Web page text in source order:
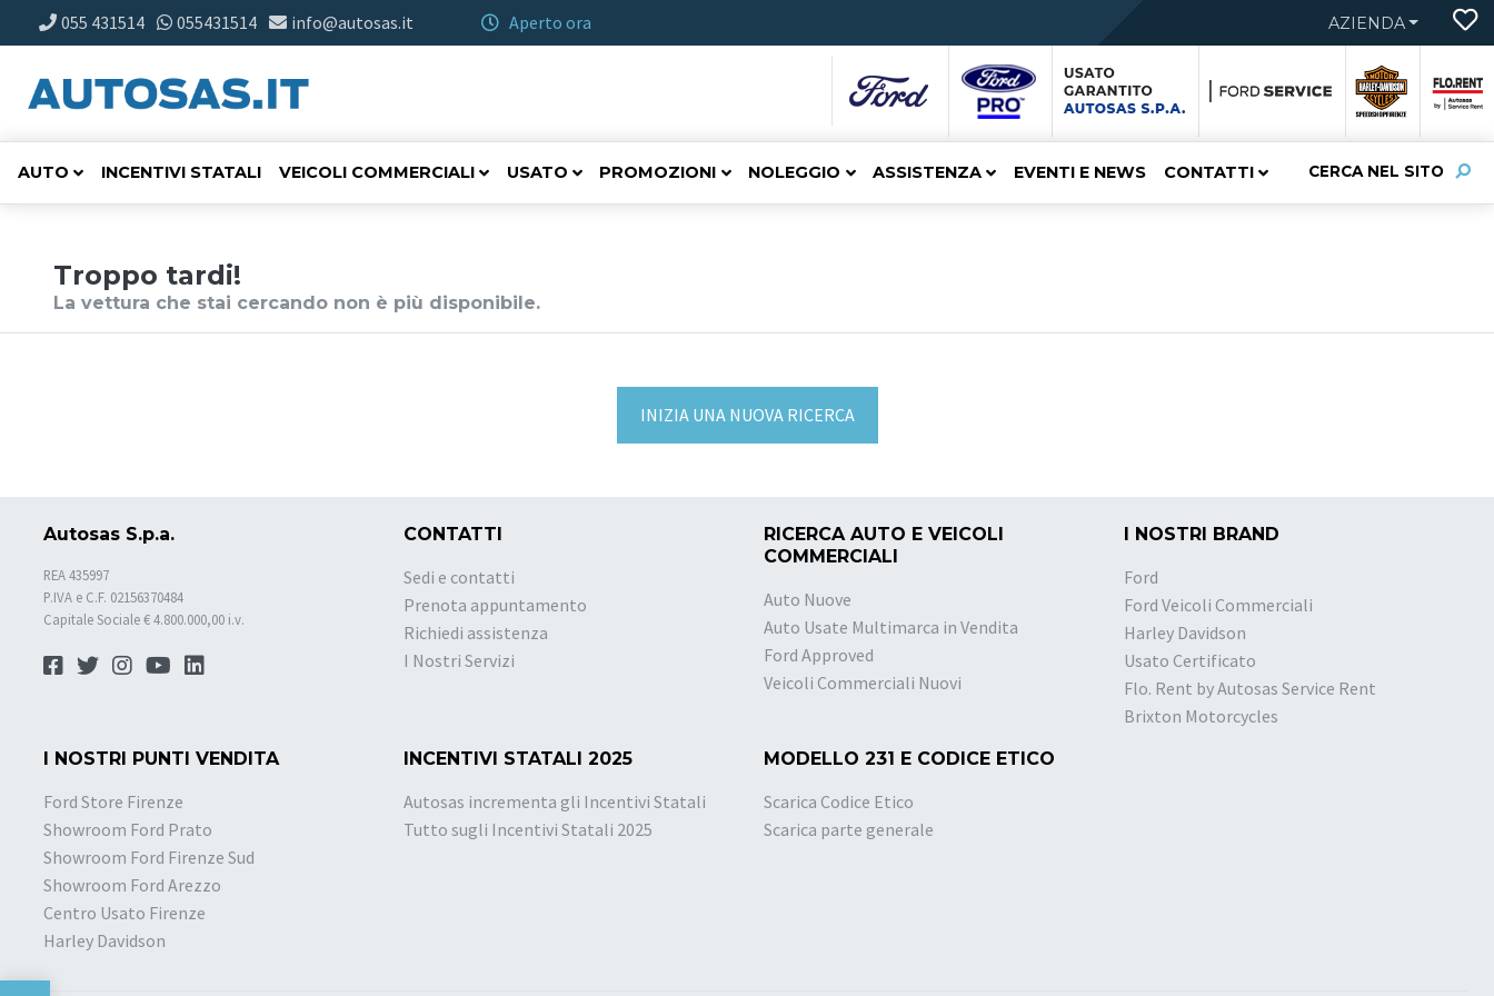
055 431514 055431514 info@autosas.it Aperto ora AZIENDA
CERCA NEL SITO
AUTO INCENTIVI STATALI VEICOLI COMMERCIALI USATO PROMOZIONI NOLEGGIO ASSISTENZA EVENTI E NEWS CONTATTI
Troppo tardi!
La vettura che stai cercando non è più disponibile.
INIZIA UNA NUOVA RICERCA
Autosas S.p.a.
REA 435997
P.IVA e C.F. 02156370484
Capitale Sociale € 4.800.000,00 i.v.
CONTATTI
Sedi e contatti
Prenota appuntamento
Richiedi assistenza
I Nostri Servizi
RICERCA AUTO E VEICOLI
COMMERCIALI
Auto Nuove
Auto Usate Multimarca in Vendita
Ford Approved
Veicoli Commerciali Nuovi
I NOSTRI BRAND
Ford
Ford Veicoli Commerciali
Harley Davidson
Usato Certificato
Flo. Rent by Autosas Service Rent
Brixton Motorcycles
I NOSTRI PUNTI VENDITA
Ford Store Firenze
Showroom Ford Prato
Showroom Ford Firenze Sud
Showroom Ford Arezzo
Centro Usato Firenze
Harley Davidson
INCENTIVI STATALI 2025
Autosas incrementa gli Incentivi Statali
Tutto sugli Incentivi Statali 2025
MODELLO 231 E CODICE ETICO
Scarica Codice Etico
Scarica parte generale